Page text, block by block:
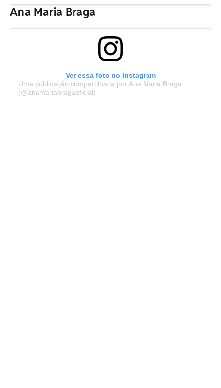
Ana Maria Braga
Ver essa foto no Instagram
Uma publicação compartilhada por Ana Maria Braga
(@anamariabragaoficial)